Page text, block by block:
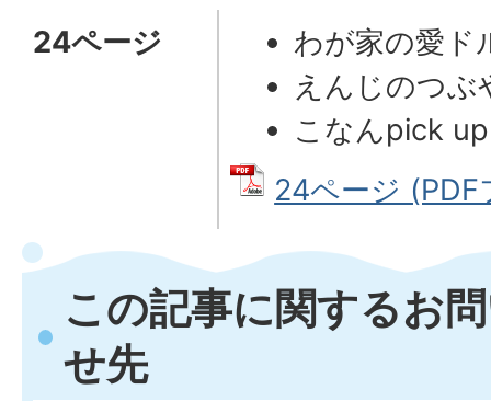
24ページ
わが家の愛ド
えんじのつぶ
こなんpick
24ページ
この記事に関するお
せ先